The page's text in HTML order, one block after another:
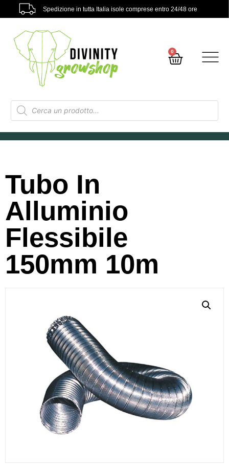
Spedizione in tutta Italia isole comprese entro 24/48 ore
0
Tubo In
Alluminio
Flessibile
150mm 10m